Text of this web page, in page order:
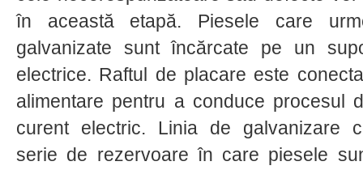
în această etapă. Piesele care
galvanizate sunt încărcate pe un
electrice. Raftul de placare este
alimentare pentru a conduce procesul
curent electric. Linia de galvanizare
serie de rezervoare în care piesele